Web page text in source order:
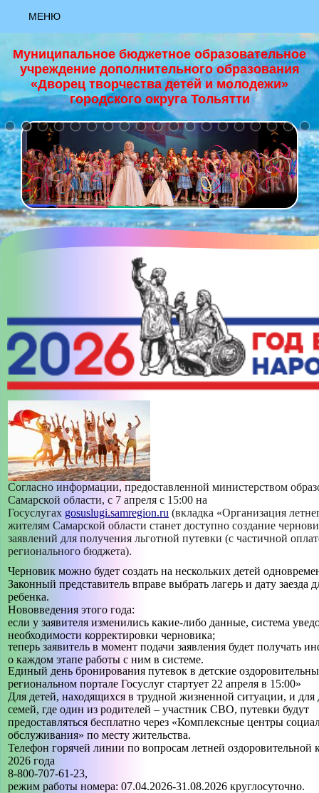
МЕНЮ
АКТУАЛЬНО
НОВОСТИ
НАЦИОНАЛЬНЫЙ ПРОЕКТ "ОБРАЗОВАНИЕ"
+
ЗАЯВКА «РИСУЮ КАК ХУДОЖНИК»
ЗАЯВКА «ЮНЫЙ ХУДОЖНИК»
ЗАЯВКА «ЯРКИЕ КРАСКИ ЛЕТА»
МАСТЕР-КЛАСС "ОСНОВЫ ХОРЕОГРАФИИ""
МАСТЕР-КЛАСС "ПАПЕРТОЛЬ""
МАСТЕР-КЛАСС "ПЕРВЫЕ ВЕСЕННИЕ ЦВЕТЫ, ГУАШЬ""
МАСТЕР-КЛАСС "ПРОФИЛЬНАЯ СМЕНА «РИСУЮ КАК
ХУДОЖНИК»""
МАСТЕР-КЛАСС "РУССКАЯ НАРОДНАЯ КУКЛА
«ЖЕЛАННИЦА»""
МАСТЕР-КЛАСС "САМ СЕБЕ ВИЗАЖИСТ""
МАСТЕР-КЛАСС "СОЛНЕЧНЫЙ АНГЕЛ""
-->
ИСТОРИЯ СОЗДАНИЯ ДВОРЦА
СВЕДЕНИЯ ОБ ОБРАЗОВАТЕЛЬНОЙ ОРГАНИЗАЦИИ
ТВОРЧЕСКИЕ ОБЪЕДИНЕНИЯ
Муниципальное бюджетное образовательное
учреждение дополнительного образования
«Дворец творчества детей и молодежи»
городского округа Тольятти
Согласно информации, предоставленной министерством
Самарской области, с 7 апреля с 15:00 на
Госуслугах gosuslugi.samregion.ru (вкладка «Организация
жителям Самарской области станет доступно создание
заявлений для получения льготной путевки (с частичной
регионального бюджета).
Черновик можно будет создать на нескольких детей
Законный представитель вправе выбрать лагерь и дату заезда
ребенка.
Нововведения этого года:
если у заявителя изменились какие-либо данные, система
необходимости корректировки черновика;
теперь заявитель в момент подачи заявления будет получать
о каждом этапе работы с ним в системе.
Единый день бронирования путевок в детские
региональном портале Госуслуг стартует 22 апреля в 15:00»
Для детей, находящихся в трудной жизненной ситуации, и для
семей, где один из родителей – участник СВО, путевки будут
предоставляться бесплатно через «Комплексные центры
обслуживания» по месту жительства.
Телефон горячей линии по вопросам летней оздоровительной
2026 года
8-800-707-61-23,
режим работы номера: 07.04.2026-31.08.2026 круглосуточно.